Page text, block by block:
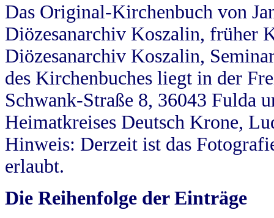
Das Original-Kirchenbuch von
Diözesanarchiv Koszalin, früher
Diözesanarchiv Koszalin,
des Kirchenbuches liegt in der
Schwank-Straße 8, 36043 Fulda
Heimatkreises Deutsch Krone,
Hinweis: Derzeit ist das
erlaubt.
Die Reihenfolge der Einträge